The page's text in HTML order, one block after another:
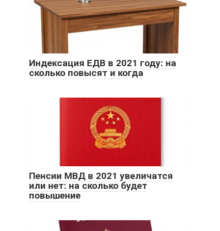
Индексация ЕДВ в 2021 году: на
сколько повысят и когда
Пенсии МВД в 2021 увеличатся
или нет: на сколько будет
повышение